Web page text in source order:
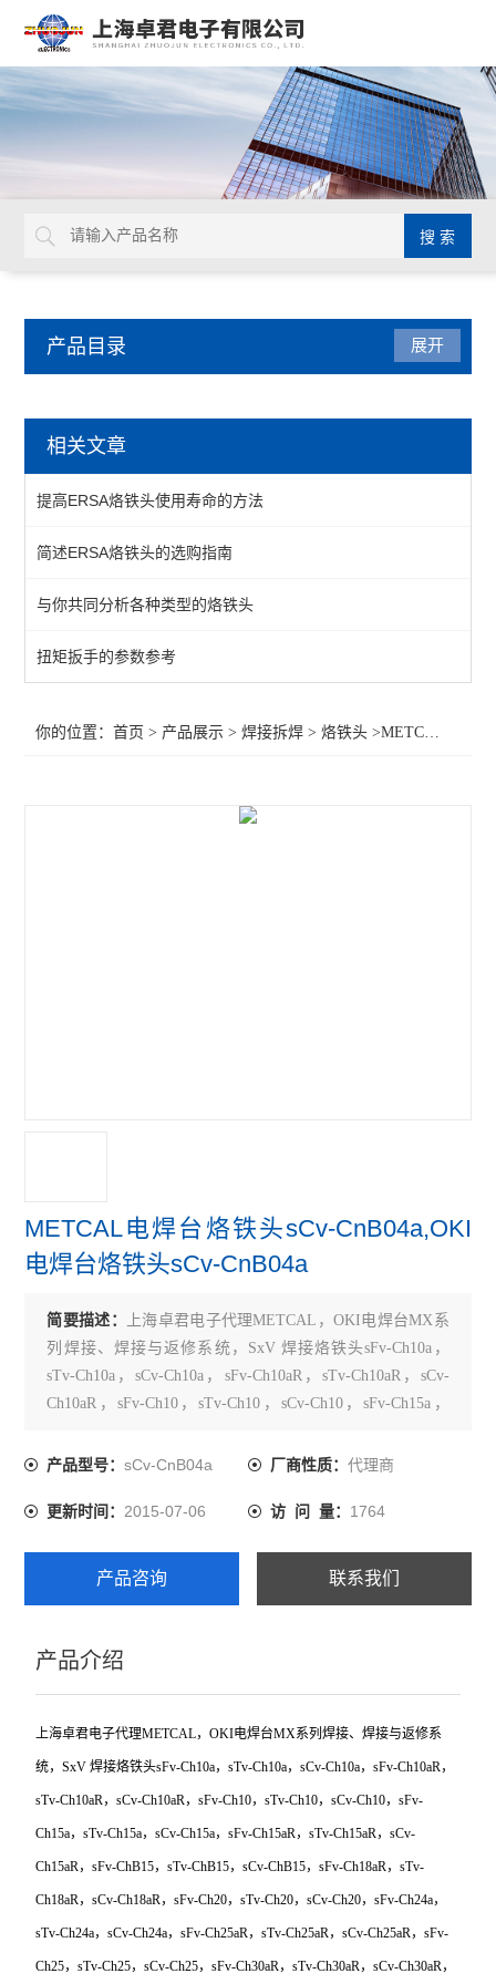
产品目录
吸锡线
QUICK吸烟仪
恒温热风机
返修产品
电焊台
展开
相关文章
提高ERSA烙铁头使用寿命的方法
简述ERSA烙铁头的选购指南
与你共同分析各种类型的烙铁头
扭矩扳手的参数参考
你的位置：首页 > 产品展示 >焊接拆焊 >烙铁头 >METCAL电焊台烙铁头sCv-CnB04a,OKI电焊台烙铁头sCv-CnB04a
METCAL电焊台烙铁头sCv-CnB04a,OKI
电焊台烙铁头sCv-CnB04a
简要描述：
上海卓君电子代理METCAL，OKI电焊台MX系
列焊接、焊接与返修系统，SxV 焊接烙铁头sFv-Ch10a，
sTv-Ch10a，sCv-Ch10a，sFv-Ch10aR，sTv-Ch10aR，sCv-
Ch10aR，sFv-Ch10，sTv-Ch10，sCv-Ch10，sFv-Ch15a，
Ch15aR，sF
产品型号：sCv-CnB04a 厂商性质： 代理商
更新时间：2015-07-06 访 问 量： 1764
产品咨询 联系我们
产品介绍
上海卓君电子代理METCAL，OKI电焊台MX系列焊接、焊接与返修系
统，SxV 焊接烙铁头sFv-Ch10a，sTv-Ch10a，sCv-Ch10a，sFv-Ch10aR，
sTv-Ch10aR，sCv-Ch10aR，sFv-Ch10，sTv-Ch10，sCv-Ch10，sFv-
Ch15a，sTv-Ch15a，sCv-Ch15a，sFv-Ch15aR，sTv-Ch15aR，sCv-
Ch15aR，sFv-ChB15，sTv-ChB15，sCv-ChB15，sFv-Ch18aR，sTv-
Ch18aR，sCv-Ch18aR，sFv-Ch20，sTv-Ch20，sCv-Ch20，sFv-Ch24a，
sTv-Ch24a，sCv-Ch24a，sFv-Ch25aR，sTv-Ch25aR，sCv-Ch25aR，sFv-
Ch25，sTv-Ch25，sCv-Ch25，sFv-Ch30aR，sTv-Ch30aR，sCv-Ch30aR，